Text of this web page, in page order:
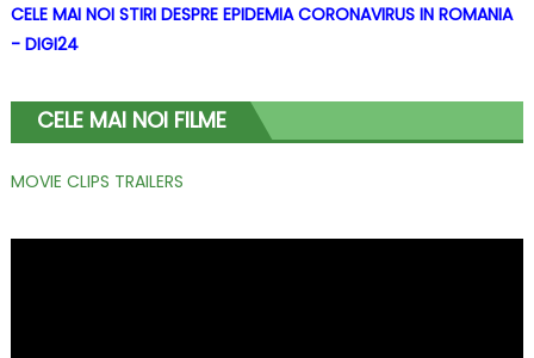
CELE MAI NOI STIRI DESPRE EPIDEMIA CORONAVIRUS IN ROMANIA
- DIGI24
CELE MAI NOI FILME
MOVIE CLIPS TRAILERS